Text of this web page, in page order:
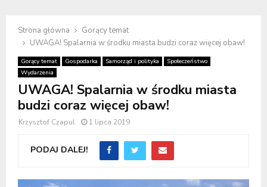
Strona główna
Gorący temat
UWAGA! Spalarnia w środku miasta budzi coraz więcej obaw!
Gorący temat Gospodarka Samorząd i polityka
Społeczeństwo
Wydarzenia
UWAGA! Spalarnia w środku miasta
budzi coraz więcej obaw!
Krzysztof Czapul 1 lipca 2019
PODAJ DALEJ!